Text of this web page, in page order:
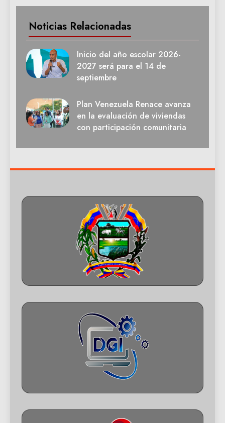
Noticias Relacionadas
Inicio del año escolar 2026-
2027 será para el 14 de
septiembre
Plan Venezuela Renace avanza
en la evaluación de viviendas
con participación comunitaria